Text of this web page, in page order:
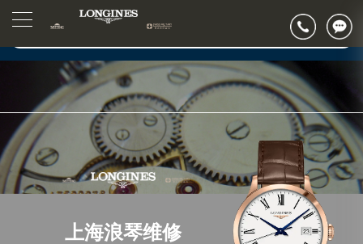
▲
▼
2026年7月浪琴上海市售后服务网络优化升级公告
2026年7月上海市浪琴官方售后客户服务热线：400-995-7728
2026年7月浪琴售后服务中心最新网点地址：
上海市黄浦区南京东路299号宏伊国际广场写字楼8层806室（需提前预约）
上海市黄浦区南京东路299号宏伊国际广场写字楼8层806室浪琴售后服务中心（需提前预约）
上海市徐汇区虹桥路3号港汇中心2座37层3705室浪琴售后服务中心（需提前预约）
节假日正常营业！
上海浪琴维修